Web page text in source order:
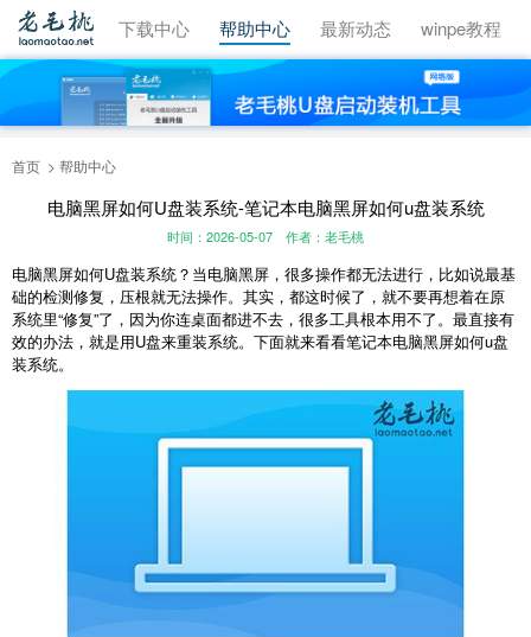
视频教程 下载中心 帮助中心 最新动态 winpe教程
首页 帮助中心
电脑黑屏如何U盘装系统-笔记本电脑黑屏如何u盘装系统
时间：2026-05-07 作者：老毛桃
电脑黑屏如何U盘装系统？当电脑黑屏，很多操作都无法进行，比如说最基
础的检测修复，压根就无法操作。其实，都这时候了，就不要再想着在原
系统里“修复”了，因为你连桌面都进不去，很多工具根本用不了。最直接有
效的办法，就是用U盘来重装系统。下面就来看看笔记本电脑黑屏如何u盘
装系统。